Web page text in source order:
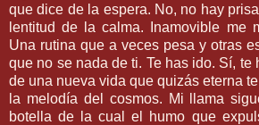
que dice de la espera. No, no hay
lentitud de la calma. Inamovible me
Una rutina que a veces pesa y otras
que no se nada de ti. Te has ido. Sí, te
de una nueva vida que quizás eterna
la melodía del cosmos. Mi llama
botella de la cual el humo que